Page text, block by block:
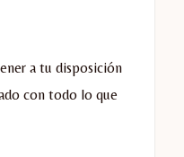
a tu disposición
con todo lo que